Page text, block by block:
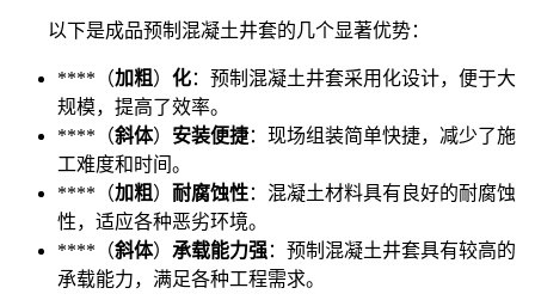
以下是成品预制混凝土井套的几个显著优势：
****（加粗 ） 化：预制混凝土井套采用化设计，便于大
规模，提高了效率。
****（斜体） 安装便捷：现场组装简单快捷，减少了施
工难度和时间。
****（加粗 ） 耐腐蚀性：混凝土材料具有良好的耐腐蚀
性，适应各种恶劣环境。
****（斜体） 承载能力强：预制混凝土井套具有较高的
承载能力，满足各种工程需求。